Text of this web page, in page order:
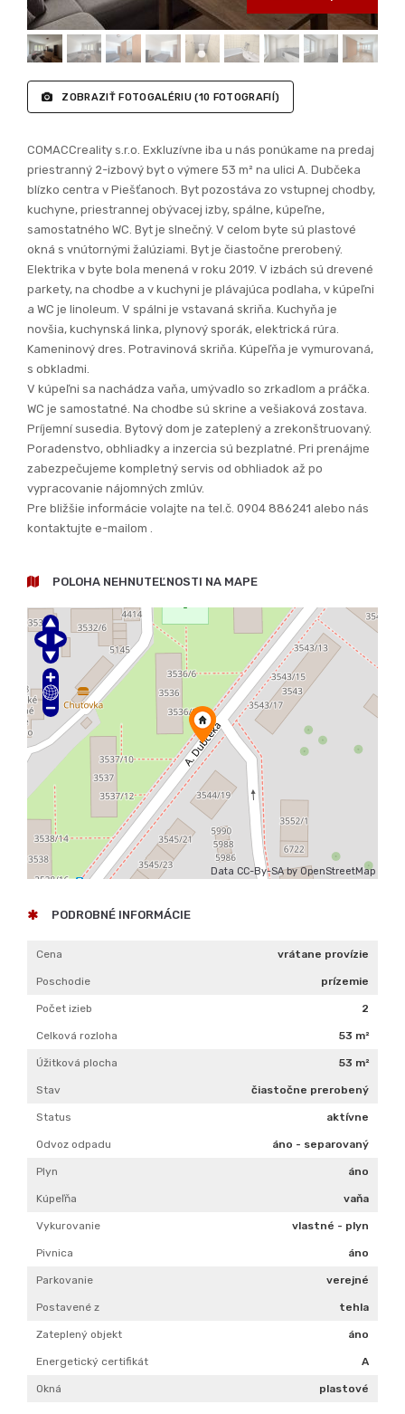
samostatného WC. Byt je slnečný. V celom byte sú plastové
okná s vnútornými žalúziami. Byt je čiastočne prerobený.
Elektrika v byte bola menená v roku 2019. V izbách sú drevené
a WC je linoleum. V spálni je vstavaná skriňa. Kuchyňa je
novšia, kuchynská linka, plynový sporák, elektrická rúra.
s obkladmi.
V kúpeľni sa nachádza vaňa, umývadlo so zrkadlom a práčka.
WC je samostatné. Na chodbe sú skrine a vešiaková zostava.
Príjemní susedia. Bytový dom je zateplený a zrekonštruovaný.
Poradenstvo, obhliadky a inzercia sú bezplatné. Pri prenájme
zabezpečujeme kompletný servis od obhliadok až po
vypracovanie nájomných zmlúv.
Pre bližšie informácie volajte na tel.č. 0904 886241 alebo nás
kontaktujte e-mailom .
POLOHA NEHNUTEĽNOSTI NA MAPE
Data CC-By-SA byOpenStreetMap
PODROBNÉ INFORMÁCIE
Cena vrátane provízie
Poschodie
Počet izieb
Celková rozloha
Úžitková plocha
čiastočne prerobený
Odvoz odpadu
Plyn áno
Kúpeľňa vaňa
Vykurovanie vlastné - plyn
Pivnica áno
Parkovanie verejné
Postavené z tehla
Zateplený objekt áno
Energetický certifikát A
Okná plastové
0904 886 241
Okres:
Piešťany